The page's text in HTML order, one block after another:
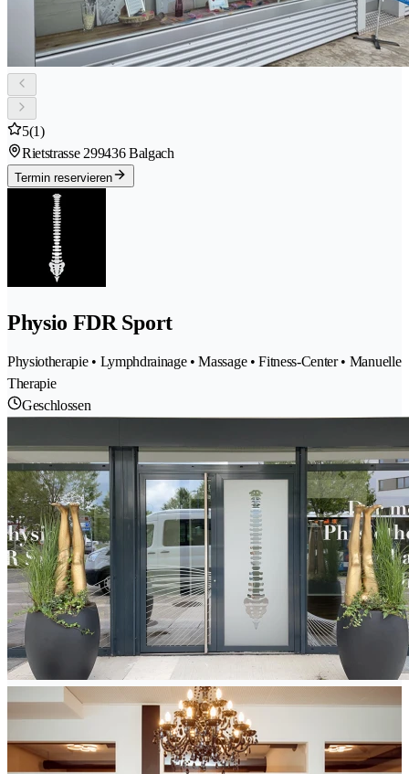
5(1)
Rietstrasse 299436 Balgach
Termin reservieren
Physio FDR Sport
Physiotherapie • Lymphdrainage • Massage • Fitness-Center • Manuelle
Therapie
Geschlossen